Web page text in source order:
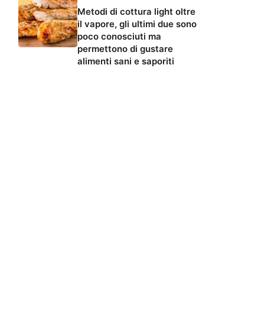
Metodi di cottura light oltre
il vapore, gli ultimi due sono
poco conosciuti ma
permettono di gustare
alimenti sani e saporiti